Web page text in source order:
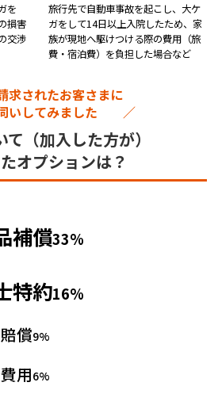
を
損害
交渉
旅行先で自動車事故を起こし、大ケ
ガをして14日以上入院したため、家
族が現地へ駆けつける際の費用（旅
費・宿泊費）を負担した場合など
求されたお客さまに
してみました ／
（加入した方が）
オプションは？
補償33%
特約16%
償9%
用6%